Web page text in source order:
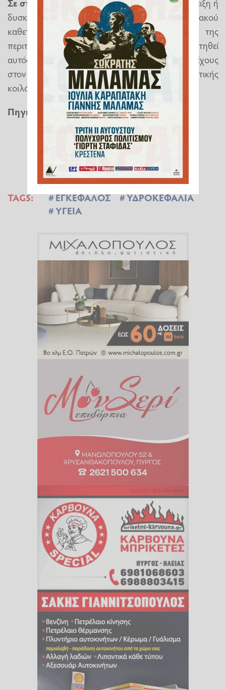
δυσκολία στην τοποθέτηση του περιφερειακού
καθετήρα παροχέτευσης του ΕΝΥ εντός της
περιτοναϊκής κοιλότητας, είναι δυνατό να τοποθετηθεί
αυτός είτε εντός ενός μεγάλου φλεβικού στελέχους
στον τράχηλο (σφαγίτιδα) είτε εντός της υπεζωκοτικής
κοιλότητας (στον θώρακα).
Πηγή
ygeiamou.gr
TAGS: ΕΓΚΕΦΑΛΟΣ
ΥΔΡΟΚΕΦΑΛΙΑ
ΥΓΕΙΑ